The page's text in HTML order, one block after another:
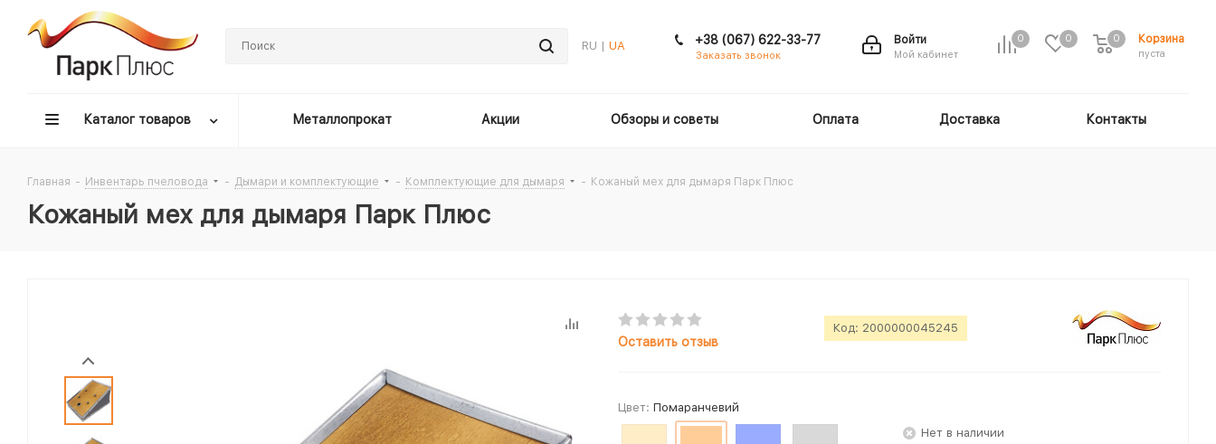
RU | UA
0 0 Корзина
пуста
0
Войти
Мой кабинет
+38 (067) 622-33-77
Заказать звонок
Каталог товаров Металлопрокат Акции Обзоры и советы Оплата Доставка Контакты
Главная - Инвентарь пчеловода - Дымари и комплектующие - Комплектующие для дымаря - Кожаный мех для дымаря Парк Плюс
Кожаный мех для дымаря Парк Плюс
Оставить отзыв
Код: 2000000045245
Цвет: Помаранчевий
Нет в наличии